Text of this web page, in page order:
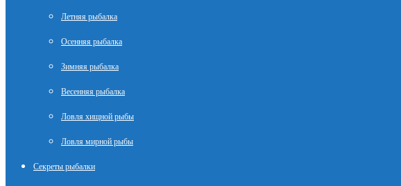
Летняя рыбалка
Осенняя рыбалка
Зимняя рыбалка
Весенняя рыбалка
Ловля хищной рыбы
Ловля мирной рыбы
Секреты рыбалки